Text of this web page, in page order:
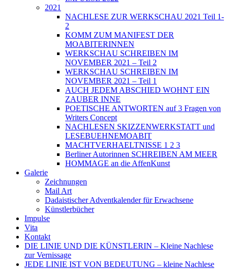
2021
NACHLESE ZUR WERKSCHAU 2021 Teil 1-
2
KOMM ZUM MANIFEST DER
MOABITERINNEN
WERKSCHAU SCHREIBEN IM
NOVEMBER 2021 – Teil 2
WERKSCHAU SCHREIBEN IM
NOVEMBER 2021 – Teil 1
AUCH JEDEM ABSCHIED WOHNT EIN
ZAUBER INNE
POETISCHE ANTWORTEN auf 3 Fragen von
Writers Concept
NACHLESEN SKIZZENWERKSTATT und
LESEBUEHNEMOABIT
MACHTVERHAELTNISSE 1 2 3
Berliner Autorinnen SCHREIBEN AM MEER
HOMMAGE an die AffenKunst
Galerie
Zeichnungen
Mail Art
Dadaistischer Adventkalender für Erwachsene
Künstlerbücher
Impulse
Vita
Kontakt
DIE LINIE UND DIE KÜNSTLERIN – Kleine Nachlese
zur Vernissage
JEDE LINIE IST VON BEDEUTUNG – kleine Nachlese